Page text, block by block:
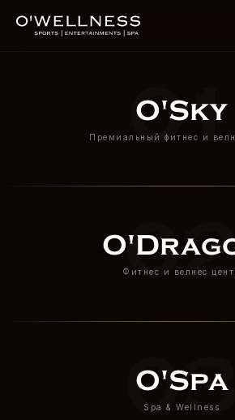
O'Wellness —
01
O'Sky
Премиальный фитнес и
Фитнес и велнес
03
O'Spa
Spa & Wellness